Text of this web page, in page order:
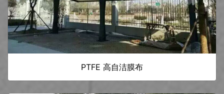
PTFE 高自洁膜布